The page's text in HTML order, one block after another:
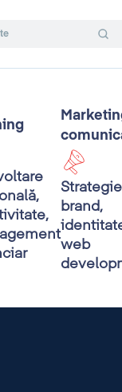
brand,
web